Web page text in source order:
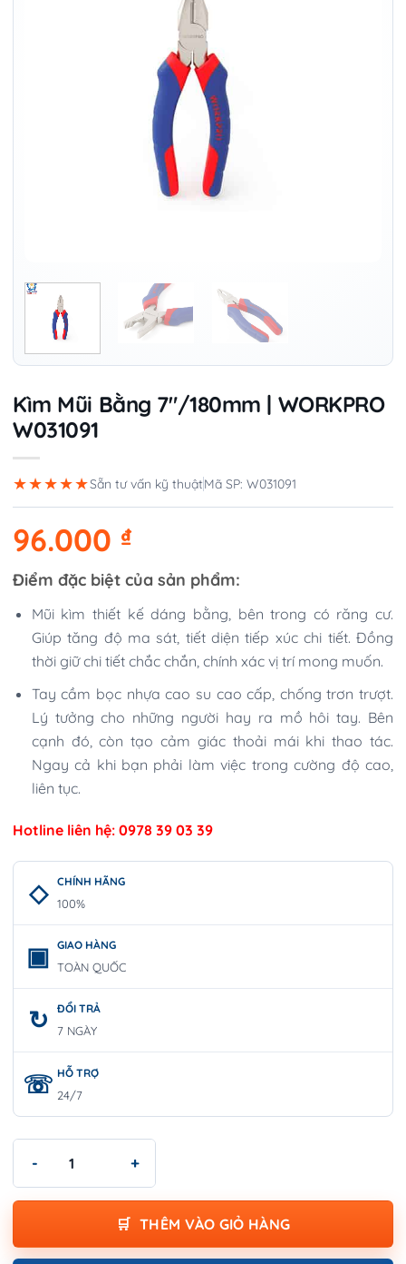
Kìm Mũi Bằng 7″/180mm | WORKPRO
W031091
★★★★★Sẵn tư vấn kỹ thuậtMã SP: W031091
96.000 ₫
Điểm đặc biệt của sản phẩm:
Mũi kìm thiết kế dáng bằng, bên trong có răng cư.
Giúp tăng độ ma sát, tiết diện tiếp xúc chi tiết. Đồng
thời giữ chi tiết chắc chắn, chính xác vị trí mong muốn.
Tay cầm bọc nhựa cao su cao cấp, chống trơn trượt.
Lý tưởng cho những người hay ra mồ hôi tay. Bên
cạnh đó, còn tạo cảm giác thoải mái khi thao tác.
Ngay cả khi bạn phải làm việc trong cường độ cao,
liên tục.
Hotline liên hệ: 0978 39 03 39
CHÍNH HÃNG
100%
GIAO HÀNG
TOÀN QUỐC
ĐỔI TRẢ
7 NGÀY
HỖ TRỢ
24/7
THÊM VÀO GIỎ HÀNG